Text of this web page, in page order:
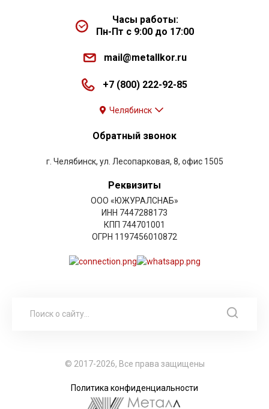
Часы работы:
Пн-Пт с 9:00 до 17:00
mail@metallkor.ru
+7 (800) 222-92-85
Челябинск
Обратный звонок
г. Челябинск, ул. Лесопарковая, 8, офис 1505
Реквизиты
ООО «ЮЖУРАЛСНАБ»
ИНН 7447288173
КПП 744701001
ОГРН 1197456010872
© 2017-2026, Все права защищены
Политика конфиденциальности